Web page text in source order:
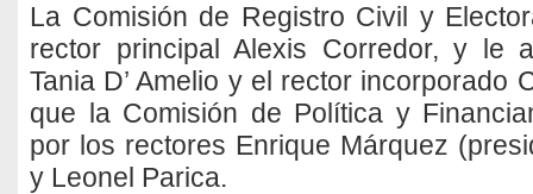
La Comisión de Registro Civil y
rector principal Alexis Corredor, y le
Tania D’ Amelio y el rector incorporado
que la Comisión de Política y
por los rectores Enrique Márquez
y Leonel Parica.